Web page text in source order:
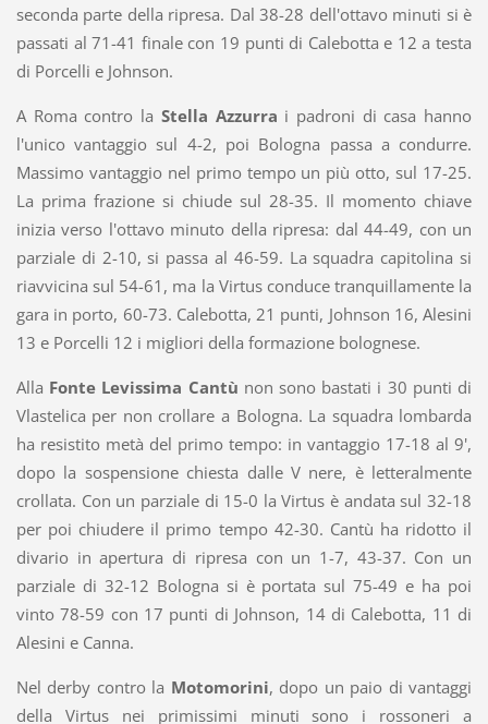
seconda parte della ripresa. Dal 38-28 dell'ottavo minuti si è
passati al 71-41 finale con 19 punti di Calebotta e 12 a testa
di Porcelli e Johnson.
A Roma contro la Stella Azzurra i padroni di casa hanno
l'unico vantaggio sul 4-2, poi Bologna passa a condurre.
Massimo vantaggio nel primo tempo un più otto, sul 17-25.
La prima frazione si chiude sul 28-35. Il momento chiave
inizia verso l'ottavo minuto della ripresa: dal 44-49, con un
parziale di 2-10, si passa al 46-59. La squadra capitolina si
riavvicina sul 54-61, ma la Virtus conduce tranquillamente la
gara in porto, 60-73. Calebotta, 21 punti, Johnson 16, Alesini
13 e Porcelli 12 i migliori della formazione bolognese.
Alla Fonte Levissima Cantù non sono bastati i 30 punti di
Vlastelica per non crollare a Bologna. La squadra lombarda
ha resistito metà del primo tempo: in vantaggio 17-18 al 9',
dopo la sospensione chiesta dalle V nere, è letteralmente
crollata. Con un parziale di 15-0 la Virtus è andata sul 32-18
per poi chiudere il primo tempo 42-30. Cantù ha ridotto il
divario in apertura di ripresa con un 1-7, 43-37. Con un
parziale di 32-12 Bologna si è portata sul 75-49 e ha poi
vinto 78-59 con 17 punti di Johnson, 14 di Calebotta, 11 di
Alesini e Canna.
Nel derby contro la Motomorini, dopo un paio di vantaggi
della Virtus nei primissimi minuti sono i rossoneri a